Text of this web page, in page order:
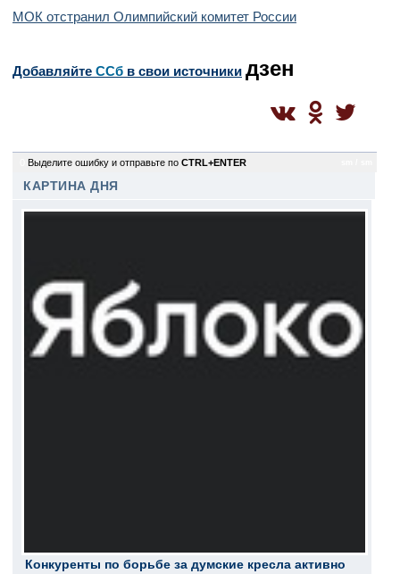
МОК отстранил Олимпийский комитет России
Добавляйте CСб в свои источники дзен
Выделите ошибку и отправьте по CTRL+ENTER
КАРТИНА ДНЯ
Конкуренты по борьбе за думские кресла активно